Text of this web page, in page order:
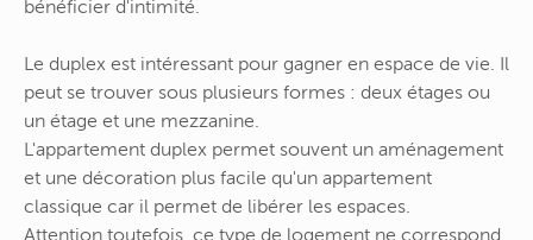
bénéficier d'intimité.
Le duplex est intéressant pour gagner en espace de vie. Il
peut se trouver sous plusieurs formes : deux étages ou
un étage et une mezzanine.
L'appartement duplex permet souvent un aménagement
et une décoration plus facile qu'un appartement
classique car il permet de libérer les espaces.
Attention toutefois, ce type de logement ne correspond